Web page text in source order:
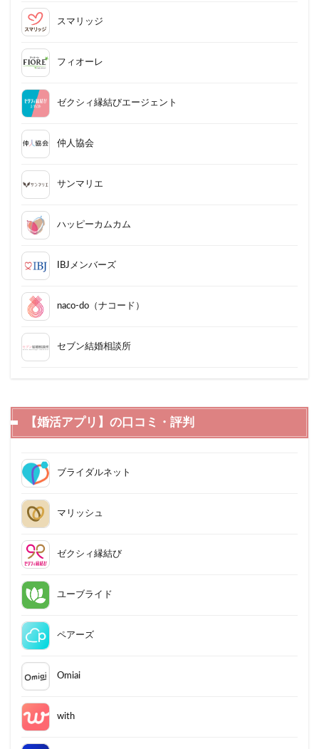
スマリッジ
フィオーレ
ゼクシィ縁結びエージェント
仲人協会
サンマリエ
ハッピーカムカム
IBJメンバーズ
naco-do（ナコード）
セブン結婚相談所
【婚活アプリ】の口コミ・評判
ブライダルネット
マリッシュ
ゼクシィ縁結び
ユーブライド
ペアーズ
Omiai
with